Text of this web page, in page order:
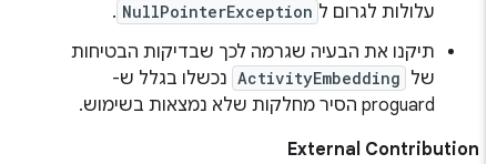
עלולות לגרום ל NullPointerException
.
תיקנו את הבעיה שגרמה לכך שבדיקות הבטיחות
של ActivityEmbedding נכשלו בגלל ש-
proguard הסיר מחלקות שלא נמצאות בשימוש.
External Contribution